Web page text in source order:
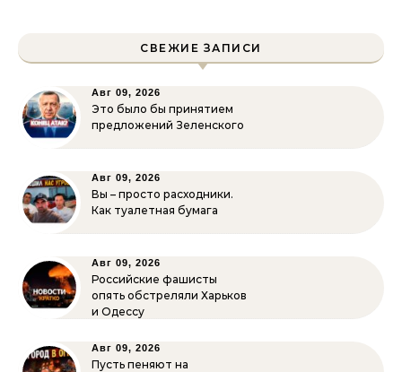
СВЕЖИЕ ЗАПИСИ
Авг 09, 2026
Это было бы принятием
предложений Зеленского
Авг 09, 2026
Вы – просто расходники.
Как туалетная бумага
Авг 09, 2026
Российские фашисты
опять обстреляли Харьков
и Одессу
Авг 09, 2026
Пусть пеняют на